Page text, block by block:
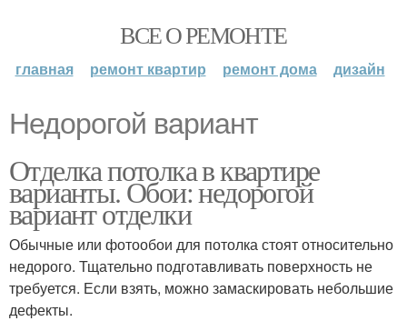
ВСЕ О РЕМОНТЕ
главная ремонт квартир ремонт дома дизайн
Недорогой вариант
Отделка потолка в квартире
варианты. Обои: недорогой
вариант отделки
Обычные или фотообои для потолка стоят относительно
недорого. Тщательно подготавливать поверхность не
требуется. Если взять, можно замаскировать небольшие
дефекты.